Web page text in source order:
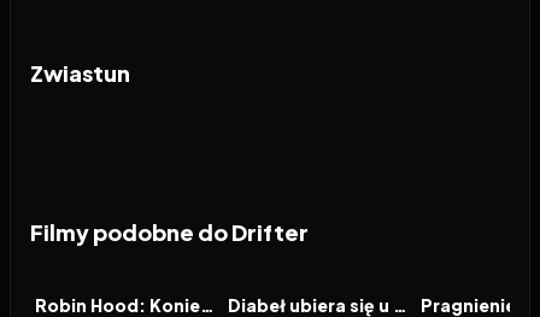
Zwiastun
Filmy podobne do Drifter
FILM Robin Hood: Koniec legendy FILM Diabeł ubiera się u Prady 2 FILM
Pragnienie